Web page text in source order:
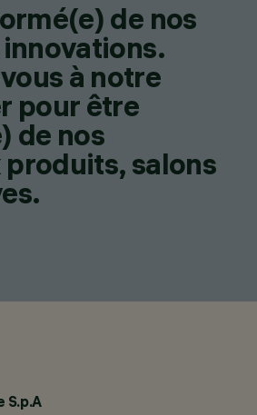
de nos
à notre
pour être
de nos
produits, salons
S.p.A